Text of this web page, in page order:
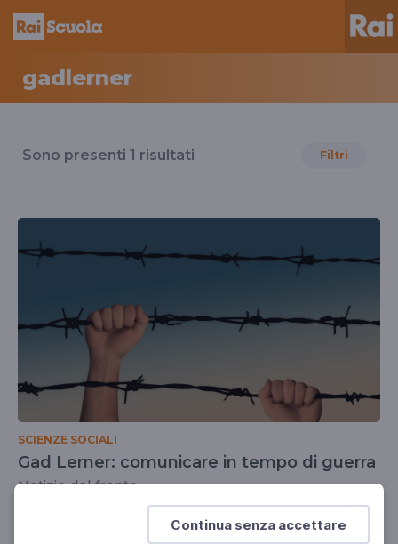
Continua senza accettare
gadlerner
il
gadlerner
Sono presenti 1 risultati Filtri
SCIENZE SOCIALI
Gad Lerner: comunicare in tempo di guerra
Notizie dal fronte